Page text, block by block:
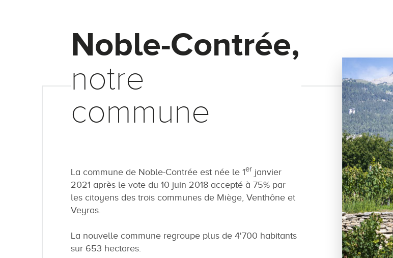
Noble-Contrée,
notre
commune
La commune de Noble-Contrée est née le 1er janvier
2021 après le vote du 10 juin 2018 accepté à 75% par
les citoyens des trois communes de Miège, Venthône et
Veyras.
La nouvelle commune regroupe plus de 4'700 habitants
sur 653 hectares.